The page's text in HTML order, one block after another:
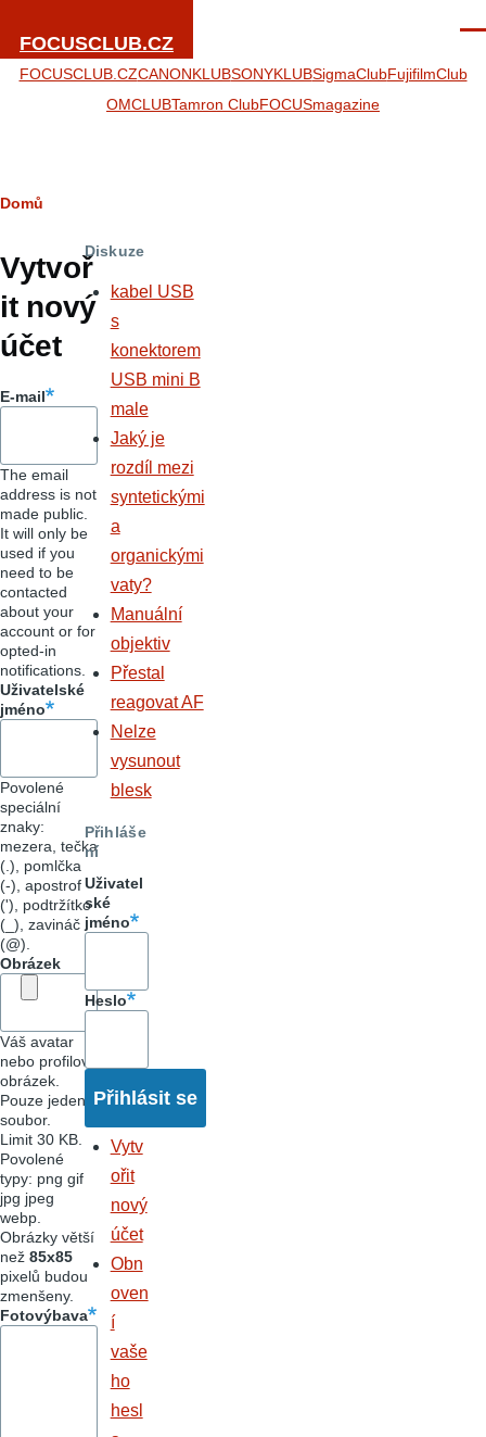
FOCUSCLUB.CZ
FOCUSCLUB.CZCANONKLUBSONYKLUBSigmaClubFujifilmClub
OMCLUBTamron ClubFOCUSmagazine
Hlavní
záložky
Drobečková
navigace
Domů
Vytvoř
it nový
účet
E-mail
The email
address is not
made public.
It will only be
used if you
need to be
contacted
about your
account or for
opted-in
notifications.
Uživatelské
jméno
Povolené
speciální
znaky:
mezera, tečka
(.), pomlčka
(-), apostrof
('), podtržítko
(_), zavináč
(@).
Obrázek
Váš avatar
nebo profilový
obrázek.
Pouze jeden
soubor.
Limit 30 KB.
Povolené
typy: png gif
jpg jpeg
webp.
Obrázky větší
než 85x85
pixelů budou
zmenšeny.
Fotovýbava
Diskuze
kabel USB
s
konektorem
USB mini B
male
Jaký je
rozdíl mezi
syntetickými
a
organickými
vaty?
Manuální
objektiv
Přestal
reagovat AF
Nelze
vysunout
blesk
Přihláše
ní
Uživatel
ské
jméno
Heslo
Vytv
ořit
nový
účet
Obn
oven
í
vaše
ho
hesl